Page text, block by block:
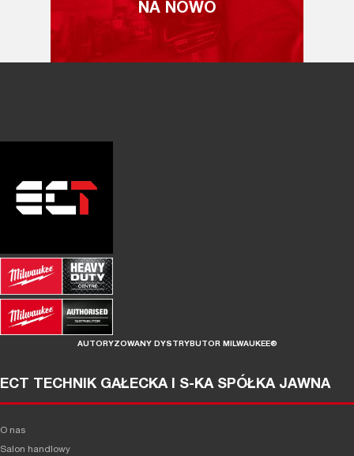
NA NOWO
AUTORYZOWANY DYSTRYBUTOR MILWAUKEE®
ECT TECHNIK GAŁECKA I S-KA SPÓŁKA JAWNA
O nas
Salon handlowy